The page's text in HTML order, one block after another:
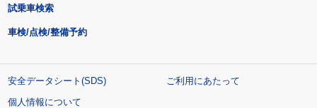
試乗車検索
車検/点検/整備予約
安全データシート(SDS)
ご利用にあたって
個人情報について